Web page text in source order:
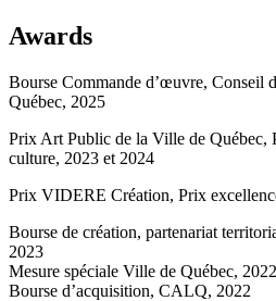
Awards
Bourse Commande d’œuvre, Conseil
Québec, 2025
Prix Art Public de la Ville de Québec,
culture, 2023 et 2024
Prix VIDERE Création, Prix
Bourse de création, partenariat
2023
Mesure spéciale Ville de Québec, 2022
Bourse d’acquisition, CALQ, 2022